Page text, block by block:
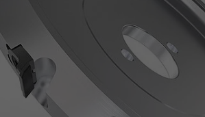
polski
Portugal
português
România
Română